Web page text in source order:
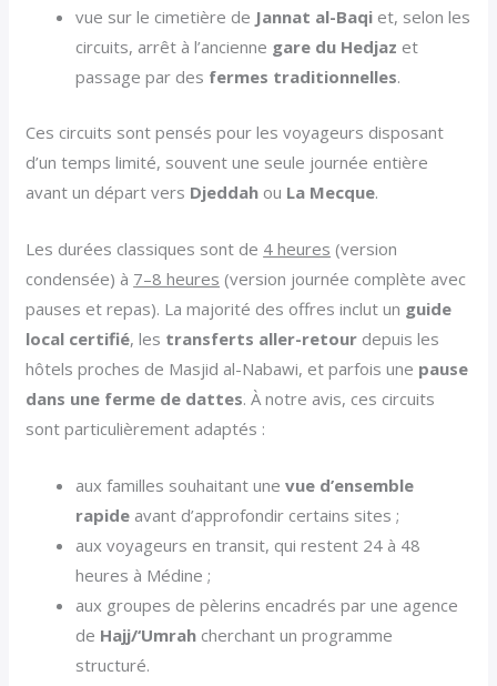
vue sur le cimetière de Jannat al-Baqi et, selon les
circuits, arrêt à l’ancienne gare du Hedjaz et
passage par des fermes traditionnelles.
Ces circuits sont pensés pour les voyageurs disposant
d’un temps limité, souvent une seule journée entière
avant un départ vers Djeddah ou La Mecque.
Les durées classiques sont de 4 heures (version
condensée) à 7–8 heures (version journée complète avec
pauses et repas). La majorité des offres inclut un guide
local certifié, les transferts aller-retour depuis les
hôtels proches de Masjid al-Nabawi, et parfois une pause
dans une ferme de dattes. À notre avis, ces circuits
sont particulièrement adaptés :
aux familles souhaitant unevue d’ensemble
rapide avant d’approfondir certains sites ;
aux voyageurs en transit, qui restent 24 à 48
heures à Médine ;
aux groupes de pèlerins encadrés par une agence
de Hajj/‘Umrah cherchant un programme
structuré.